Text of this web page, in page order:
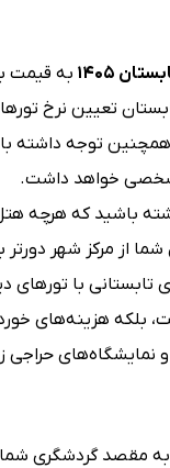
۱۴۰۵
به قیمت
همچنین توجه
مشخصی خواهد داشت.
باشید که هرچه
از مرکز شهر
هزینه‌های خورد
و نمایشگاه‌های
مقصد گردشگری شما